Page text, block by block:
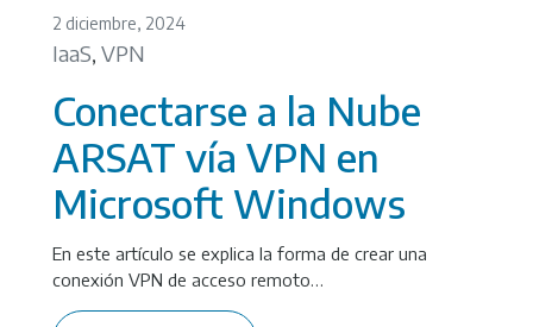
2 diciembre, 2024
IaaS, VPN
Conectarse a la Nube
ARSAT vía VPN en
Microsoft Windows
En este artículo se explica la forma de crear una
conexión VPN de acceso remoto…